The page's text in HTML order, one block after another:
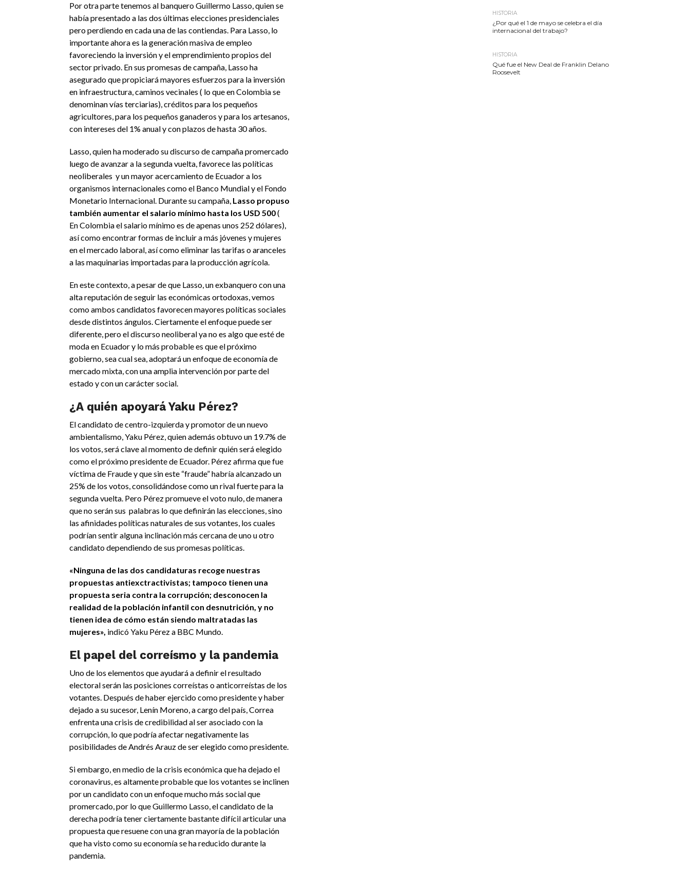
Por otra parte tenemos al banquero Guillermo Lasso, quien se
había presentado a las dos últimas elecciones presidenciales
pero perdiendo en cada una de las contiendas. Para Lasso, lo
importante ahora es la generación masiva de empleo
favoreciendo la inversión y el emprendimiento propios del
sector privado. En sus promesas de campaña, Lasso ha
asegurado que propiciará mayores esfuerzos para la inversión
en infraestructura, caminos vecinales ( lo que en Colombia se
denominan vías terciarias), créditos para los pequeños
agricultores, para los pequeños ganaderos y para los artesanos,
con intereses del 1% anual y con plazos de hasta 30 años.
Lasso, quien ha moderado su discurso de campaña promercado
luego de avanzar a la segunda vuelta, favorece las políticas
neoliberales y un mayor acercamiento de Ecuador a los
organismos internacionales como el Banco Mundial y el Fondo
Monetario Internacional. Durante su campaña, Lasso propuso
también aumentar el salario mínimo hasta los USD 500(
En Colombia el salario mínimo es de apenas unos 252 dólares),
así como encontrar formas de incluir a más jóvenes y mujeres
en el mercado laboral, así como eliminar las tarifas o aranceles
a las maquinarias importadas para la producción agrícola.
En este contexto, a pesar de que Lasso, un exbanquero con una
alta reputación de seguir las económicas ortodoxas, vemos
como ambos candidatos favorecen mayores políticas sociales
desde distintos ángulos. Ciertamente el enfoque puede ser
diferente, pero el discurso neoliberal ya no es algo que esté de
moda en Ecuador y lo más probable es que el próximo
gobierno, sea cual sea, adoptará un enfoque de economía de
mercado mixta, con una amplia intervención por parte del
estado y con un carácter social.
¿A quién apoyaráYaku Pérez?
El candidato de centro-izquierda y promotor de un nuevo
ambientalismo, Yaku Pérez, quien además obtuvo un 19.7% de
los votos, será clave al momento de definir quién será elegido
como el próximo presidente de Ecuador. Pérez afirma que fue
víctima de Fraude y que sin este “fraude” habría alcanzado un
25% de los votos, consolidándose como un rival fuerte para la
segunda vuelta. Pero Pérez promueve el voto nulo, de manera
que no serán sus palabras lo que definirán las elecciones, sino
las afinidades políticas naturales de sus votantes, los cuales
podrían sentir alguna inclinación más cercana de uno u otro
candidato dependiendo de sus promesas políticas.
«Ninguna de las dos candidaturas recoge nuestras
propuestas antiexctractivistas; tampoco tienen una
propuesta seria contra la corrupción; desconocen la
realidad de la población infantil con desnutrición, y no
tienen idea de cómo están siendo maltratadas las
mujeres», indicó Yaku Pérez a BBC Mundo.
El papel del correísmo y la pandemia
Uno de los elementos que ayudará a definir el resultado
electoral serán las posiciones correístas o anticorreístas de los
votantes. Después de haber ejercido como presidente y haber
dejado a su sucesor, Lenín Moreno, a cargo del país, Correa
enfrenta una crisis de credibilidad al ser asociado con la
corrupción, lo que podría afectar negativamente las
posibilidades de Andrés Arauz de ser elegido como presidente.
Si embargo, en medio de la crisis económica que ha dejado el
coronavirus, es altamente probable que los votantes se inclinen
por un candidato con un enfoque mucho más social que
promercado, por lo que Guillermo Lasso, el candidato de la
derecha podría tener ciertamente bastante difícil articular una
propuesta que resuene con una gran mayoría de la población
que ha visto como su economía se ha reducido durante la
pandemia.
HISTORIA
¿Por qué el 1 de mayo se celebra el día
internacional del trabajo?
HISTORIA
Qué fue el New Deal de Franklin Delano
Roosevelt